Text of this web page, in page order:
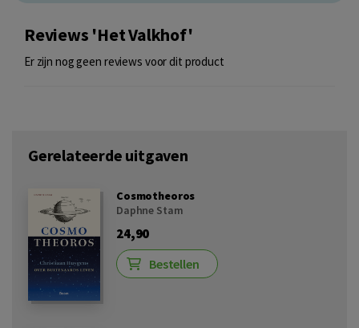
Reviews 'Het Valkhof'
Er zijn nog geen reviews voor dit product
Gerelateerde uitgaven
Cosmotheoros
Daphne Stam
24,90
Bestellen